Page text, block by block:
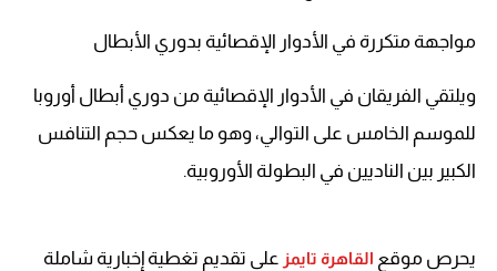
مواجهة متكررة في الأدوار الإقصائية بدوري الأبطال
ويلتقي الفريقان في الأدوار الإقصائية من دوري أبطال أوروبا
للموسم الخامس على التوالي، وهو ما يعكس حجم التنافس
الكبير بين الناديين في البطولة الأوروبية.
يحرص موقع القاهرة تايمز على تقديم تغطية إخبارية شاملة